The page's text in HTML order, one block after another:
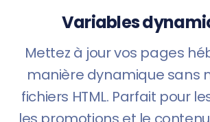
Variables
Mettez à jour vos pages
manière dynamique sans
fichiers HTML. Parfait pour